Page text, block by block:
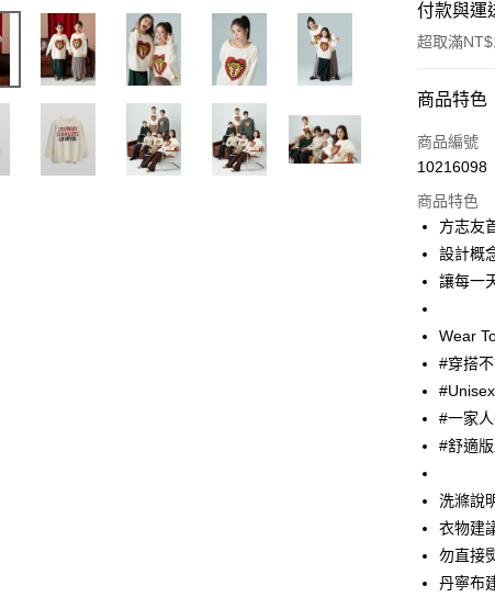
付款與運
超取滿
付款方式
信用卡一次
Apple Pay
街口支付
大哥付你
相關說明
【大哥付你
1.本服務
2.付款方
流程，驗證
4.訂單成立
消。如遇「
無法說明
【繳款方式
1.分期款項
全家取貨付
每筆
付款後全
商品特色
商品編號
10216098
商品特色
方志友
設計概
讓每一
Wear
#穿搭
#Unisex
#一家
#舒適
洗滌說
衣物建
勿直接
丹寧布